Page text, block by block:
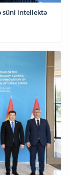
süni intellektə